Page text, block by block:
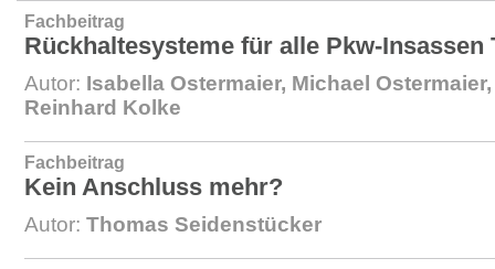
Fachbeitrag
Rückhaltesysteme für alle Pkw-Insassen
Autor: Isabella Ostermaier, Michael
Reinhard Kolke
Fachbeitrag
Kein Anschluss mehr?
Autor: Thomas Seidenstücker